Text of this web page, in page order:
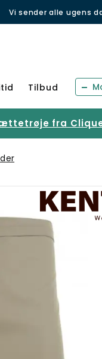
Vi sender alle ugens
Tilbud
fra